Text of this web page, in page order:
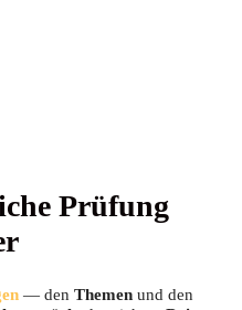
Prü­fung
— den The­men und den